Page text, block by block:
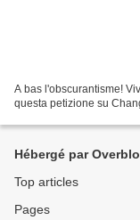
A bas l'obscurantisme!
questa petizione su
Hébergé par
Top articles
Pages